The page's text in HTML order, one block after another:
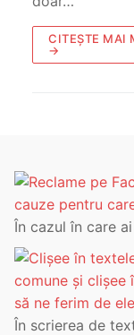
CITEȘTE MAI
→
cauze pentru
În cazul în care
comune și clișee
să ne ferim de ele
În scrierea de